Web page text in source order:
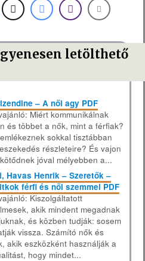
letölthető
– A női agy PDF
Miért kommunikálnak
és többet a nők, mint a férfiak?
sokkal tisztábban
részleteire? És vajon
jóval mélyebben a...
Havas Henrik – Szeretők –
férfi és női szemmel PDF
Kiszolgáltatott
akik mindent megadnak
és közben tudják: sosem
vissza. Számító nők és
akik eszközként használják a
hogy mindet...